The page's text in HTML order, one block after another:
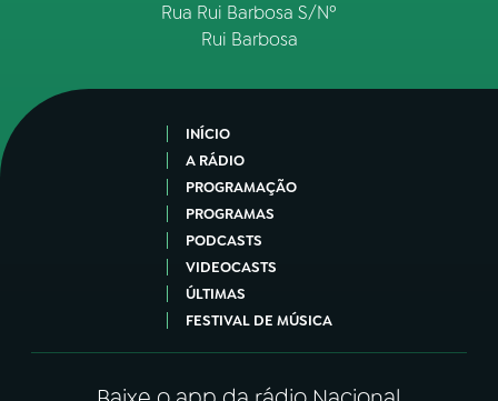
Rua Rui Barbosa S/Nº
Rui Barbosa
INÍCIO
A RÁDIO
PROGRAMAÇÃO
PROGRAMAS
PODCASTS
VIDEOCASTS
ÚLTIMAS
FESTIVAL DE MÚSICA